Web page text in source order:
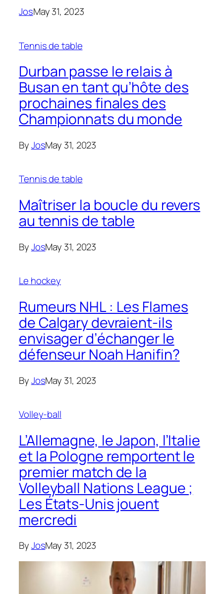
JosMay 31, 2023
Tennis de table
Durban passe le relais à
Busan en tant qu’hôte des
prochaines finales des
Championnats du monde
ByJosMay 31, 2023
Tennis de table
Maîtriser la boucle du revers
au tennis de table
ByJosMay 31, 2023
Le hockey
Rumeurs NHL : Les Flames
de Calgary devraient-ils
envisager d’échanger le
défenseur Noah Hanifin?
ByJosMay 31, 2023
Volley-ball
L’Allemagne, le Japon, l’Italie
et la Pologne remportent le
premier match de la
Volleyball Nations League ;
Les États-Unis jouent
mercredi
ByJosMay 31, 2023